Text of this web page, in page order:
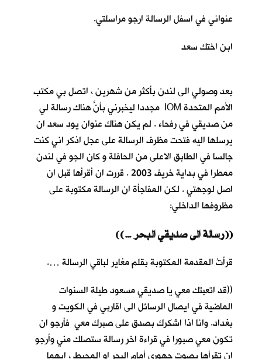
عنواني في اسفل الرسالة ارجو مراسلتي.
ابن اختك سعد
بعد وصولي الى لندن بأكثر من شهرين ، اتصل بي مكتب
الأمم المتحدة IOM مجددا ليخبرني بأنَّ هناك رسالة لي
من صديقي في رفحاء . لم يكن هناك عنوان يود سعد ان
يرسلها اليه فتحت مظرف الرسالة على عجل اذكر اني كنت
جالسا في الطابق الاعلى من الحافلة و كان الجو في لندن
ممطرا في بداية خريف 2003 . قررت ان أقرأها قبل ان
اصل لوجهتي . لكن المفاجأة ان الرسالة مكتوبة على
مظروفها الداخلي:
((… رسالة الى صديقي البحر))
قرأتُ المقدمة المكتوبة بقلم مغاير لباقي الرسالة ….
((قد اتعبتك معي يا صديقي مسعود طيلة السنوات
الماضية في ايصال الرسائل الى اقاربي في الكويت و
بغداد. وانا اذا اشكرك بصدق على صبرك معي فأرجو ان
تكون معي صبورا في قراءة اخر رسالة ستصلك مني وأرجو